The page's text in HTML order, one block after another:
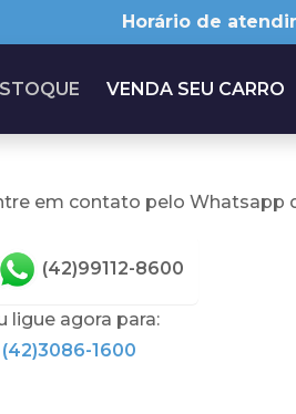
Horário de
VENDA SEU CARRO
em contato pelo Whatsapp
(42)99112-8600
ligue agora para:
(42)3086-1600